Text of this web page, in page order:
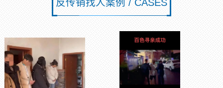
反传销找人案例 / CASES